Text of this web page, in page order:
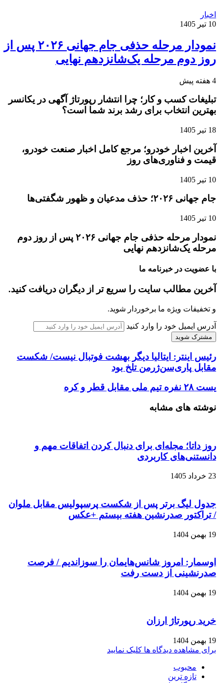
اخبار
10 تیر 1405
نمودار مرحله حذفی جام جهانی ۲۰۲۶ پس از
روز دوم مرحله یک‌شانزدهم نهایی
4 هفته پیش
تبلیغات کسب و کار؛ چرا انتشار رپورتاژ آگهی در یکانسر
بهترین انتخاب برای رشد برند شما است؟
18 تیر 1405
آخرین اخبار خودرو؛ مرجع کامل اخبار صنعت خودرو،
قیمت و فناوری‌های روز
10 تیر 1405
جام جهانی ۲۰۲۶؛ حذف مدعیان و ظهور شگفتی‌ها
10 تیر 1405
نمودار مرحله حذفی جام جهانی ۲۰۲۶ پس از روز دوم
مرحله یک‌شانزدهم نهایی
با عضویت در خبرنامه ما
آخرین مطالب سایت را سریع تر از دیگران دریافت کنید.
و تخفیفات ویژه ما برخوردار شوید.
آدرس ایمیل خود را وارد کنید
رئیس اینتر: ایتالیا دیگر بهشت فوتبال نیست/ شکست
مقابل پاری‌سن‌ژرمن تلخ بود
یست ٢٨ نفره تیم ملی مقابل قطر و کره
نوشته های مشابه
روز داتا؛ مجله‌ای برای دنبال کردن اتفاقات مهم و
دانستنی‌های کاربردی
23 خرداد 1405
جدول لیگ برتر پس از شکست پرسپولیس مقابل ملوان
/ تراکتور صدرنشین هفته بیستم +عکس
19 بهمن 1404
اوسمار: امروز شانس‌هایمان را سوزاندیم / فرصت
صدرنشینی از دست رفت
19 بهمن 1404
خرید رپورتاژ ارزان
19 بهمن 1404
برای مشاهده دیدگاه ها کلیک نمایید
محبوب
تازه ترین